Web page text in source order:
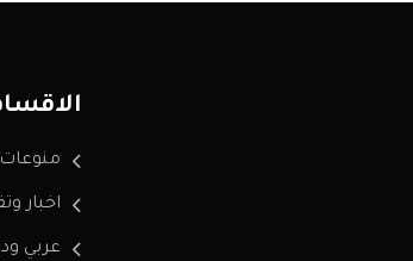
منوعات
اخبار
عربي